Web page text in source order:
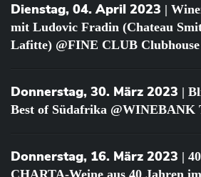
Dienstag, 04. April 2023 |
mit Ludovic Fradin (Chateau
Lafitte) @FINE CLUB
Donnerstag, 30. März 2023 |
Best of Südafrika @WINEBANK
Donnerstag, 16. März 2023 |